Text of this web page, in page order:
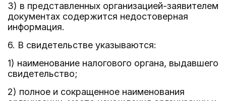
3) в представленных организацией-заявителем
документах содержится недостоверная
информация.
6. В свидетельстве указываются:
1) наименование налогового органа, выдавшего
свидетельство;
2) полное и сокращенное наименования